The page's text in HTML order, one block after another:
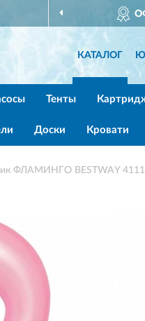
КАТАЛОГ
Тенты
Доски Кровати
ФЛАМИНГО BESTWAY